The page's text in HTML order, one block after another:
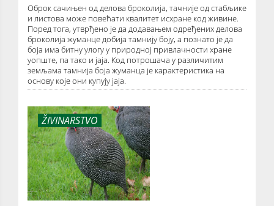
Оброк сачињен од делова броколија, тачније од стабљике
и листова може повећати квалитет исхране код живине.
Поред тога, утврђено је да додавањем одређених делова
броколија жуманце добија тамнију боју, а познато је да
боја има битну улогу у природној привлачности хране
уопште, па тако и јаја. Код потрошача у различитим
земљама тамнија боја жуманца је карактеристика на
основу које они купују јаја.
ŽIVINARSTVO